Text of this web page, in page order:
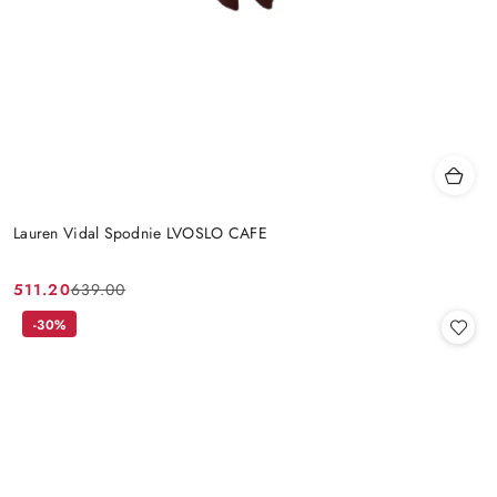
Lauren Vidal Spodnie LVOSLO CAFE
Cena
promocyjna:
511.20
Cena
przed
639.00
-30%